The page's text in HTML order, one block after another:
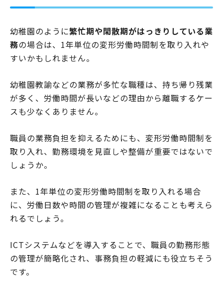
幼稚園のように繁忙期や閑散期がはっきりしている業
務の場合は、1年単位の変形労働時間制を取り入れや
すいかもしれません。
幼稚園教諭などの業務が多忙な職種は、持ち帰り残業
が多く、労働時間が長いなどの理由から離職するケー
スも少なくありません。
職員の業務負担を抑えるためにも、変形労働時間制を
取り入れ、勤務環境を見直しや整備が重要ではないで
しょうか。
また、1年単位の変形労働時間制を取り入れる場合
に、労働日数や時間の管理が複雑になることも考えら
れるでしょう。
ICTシステムなどを導入することで、職員の勤務形態
の管理が簡略化され、事務負担の軽減にも役立ちそう
です。